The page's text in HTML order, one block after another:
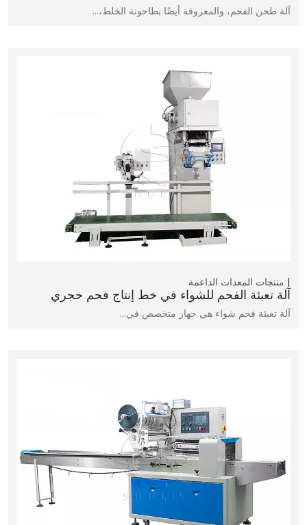
آلة طحن الفحم، والمعروفة أيضًا بطاحونة الخلط،…
منتجات المعدات الداعمة
آلة تعبئة الفحم للشواء في خط إنتاج فحم حجري
آلة تعبئة فحم شواء هي جهاز متخصص في…